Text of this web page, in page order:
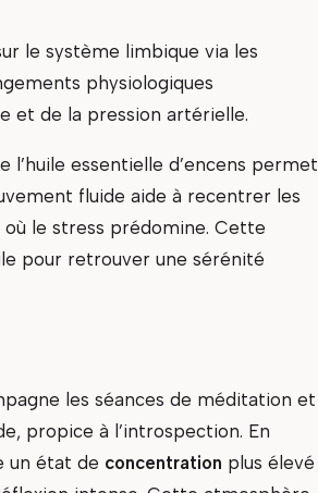
le système limbique via les
physiologiques
et de la pression artérielle.
l’huile essentielle d’encens permet
fluide aide à recentrer les
le stress prédomine. Cette
pour retrouver une sérénité
les séances de méditation et
propice à l’introspection. En
un état de concentration plus élevé